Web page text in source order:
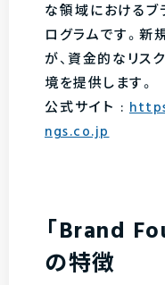
な領域におけるブ
ログラムです。
が、資金的なリス
境を提供します。
公式サイト :
ngs.co.jp
「Brand
の特徴